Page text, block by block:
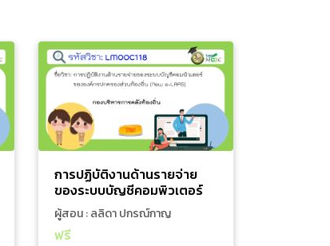
การปฏิบัติงานด้านรายจ่าย
ของระบบบัญชีคอมพิวเตอร์
ขององค์กรปกครองส่วนท้อง
ถิ่น (New e-LAAS)
ผู้สอน : ลลิดา ปกรณ์กาญ
จน์,กัญญาภัทร โชติประวิช
ฟรี
การเงินการคลัง
การปฏิบัติงานด้านรายจ่าย
ของระบบบัญชีคอมพิวเตอร์
ขององค์กรปกครองส่วนท้อง
ถิ่น (New e-LAAS)
ผู้สอน : ลลิดา ปก
รณ์กาญจน์,กัญญา
1 ชั่วโมง 6 นาที
/ 2. นางสาวกัญญาภัทร โชติประวิช การ
ปฏิบัติงานด้านรายจ่ายของระบบบัญชี
ท้องถิ่น (New e-LAAS)